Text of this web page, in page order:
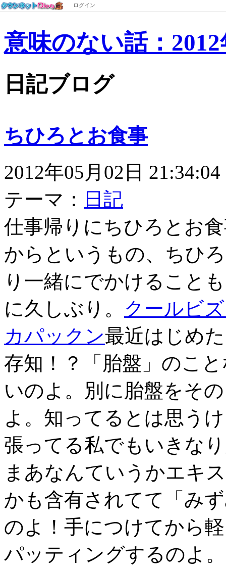
ログイン
意味のない話：2012
日記ブログ
ちひろとお食事
2012年05月02日 21:34:04
テーマ：
日記
仕事帰りにちひろとお
からというもの、ちひ
り一緒にでかけること
に久しぶり。 クールビ
カパックン最近はじめ
存知！？「胎盤」のこ
いのよ。別に胎盤をそ
よ。知ってるとは思う
張ってる私でもいきな
まあなんていうかエキ
かも含有されてて「み
のよ！手につけてから
パッティングするのよ